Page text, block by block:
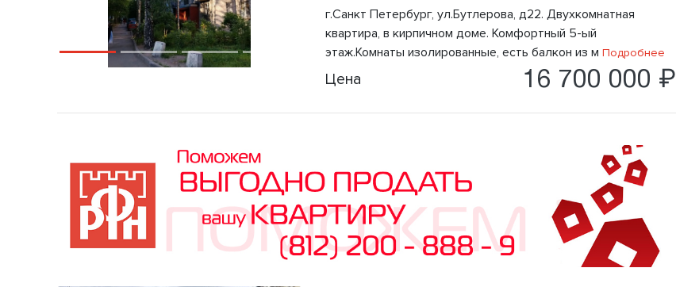
г.Санкт Петербург, ул.Бутлерова, д22. Двухкомнатная
квартира, в кирпичном доме. Комфортный 5-ый
этаж.Комнаты изолированные, есть балкон из м Подробнее
Цена 16 700 000 ₽